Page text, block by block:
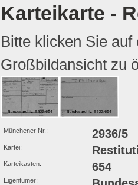
Karteikarte -
Bitte klicken Sie
Großbildansicht zu
Münchener Nr.: 2936/5
Kartei:
Karteikasten: 654
Eigentümer: